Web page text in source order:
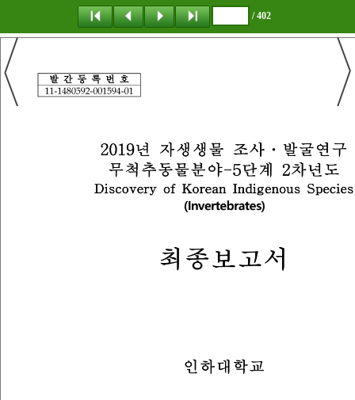
/ 402
탐 색 책갈피 이 동